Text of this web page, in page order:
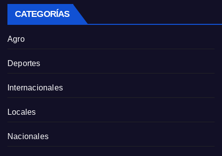
CATEGORÍAS
Agro
Deportes
Internacionales
Locales
Nacionales